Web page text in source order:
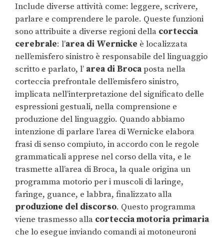
Include diverse attività come: leggere, scrivere,
parlare e comprendere le parole. Queste funzioni
sono attribuite a diverse regioni della corteccia
cerebrale: l’area di Wernicke è localizzata
nell’emisfero sinistro è responsabile del linguaggio
scritto e parlato, l’ area di Brocaposta nella
corteccia prefrontale dell’emisfero sinistro,
implicata nell’interpretazione del significato delle
espressioni gestuali, nella comprensione e
produzione del linguaggio. Quando abbiamo
intenzione di parlare l’area di Wernicke elabora
frasi di senso compiuto, in accordo con le regole
grammaticali apprese nel corso della vita, e le
trasmette all’area di Broca, la quale origina un
programma motorio per i muscoli di laringe,
faringe, guance, e labbra, finalizzato alla
produzione del discorso. Questo programma
viene trasmesso alla corteccia motoria primaria
che lo esegue inviando comandi ai motoneuroni